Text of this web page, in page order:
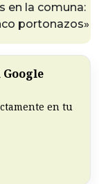
en la comuna:
portonazos»
en tu